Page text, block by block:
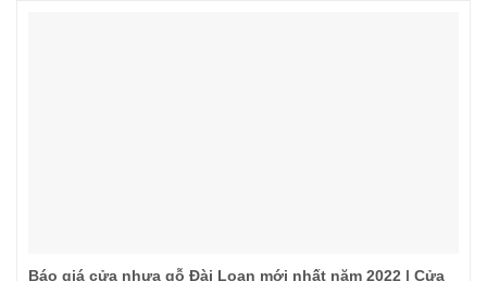
Báo giá cửa nhựa gỗ Đài Loan mới nhất năm 2022 | Cửa